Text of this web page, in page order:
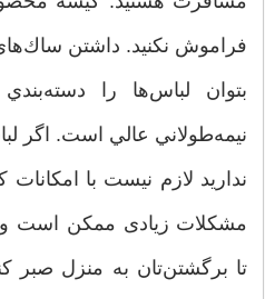
فراموش نكنيد. داشتن
بتوان لباس‌ها را
نيمه‌طولاني عالي است. اگر
ندارید لازم نیست با امکانات
مشکلات زیادی ممکن است
تا برگشتن‌تان به منزل صبر